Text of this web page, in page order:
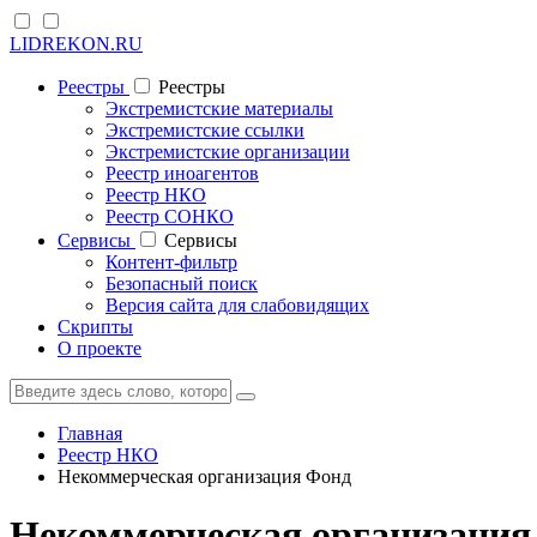
LIDREKON.RU
Реестры
Реестры
Экстремистские материалы
Экстремистские ссылки
Экстремистские организации
Реестр иноагентов
Реестр НКО
Реестр СОНКО
Cервисы
Cервисы
Контент-фильтр
Безопасный поиск
Версия сайта для слабовидящих
Скрипты
О проекте
Главная
Реестр НКО
Некоммерческая организация Фонд